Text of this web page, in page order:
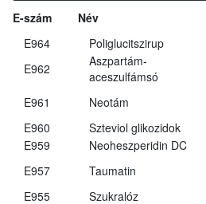
E-szám Név
E964
Poliglucitszirup
E962
Aszpartám-
aceszulfámsó
E961
Neotám
E960
Szteviol glikozidok
E959
Neoheszperidin DC
E957
Taumatin
E955
Szukralóz